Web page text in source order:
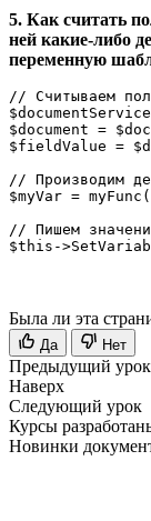
5. Как считать
ней какие-либо
переменную
// Считываем
$document =
$fieldValue =
// Производим
$myVar =
// Пишем
Была ли эта
Да Нет
Предыдущий урок
Наверх
Следующий урок
Курсы
Новинки